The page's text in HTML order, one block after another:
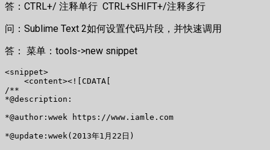
答：CTRL+/ 注释单行 CTRL+SHIFT+/注释多行
问：Sublime Text 2如何设置代码片段，并快速调用
答： 菜单：tools->new snippet
<snippet>
    <content><![CDATA[
/**
*@description:
*@author:wwek https://www.iamle.com
*@update:wwek(2013年1月22日)